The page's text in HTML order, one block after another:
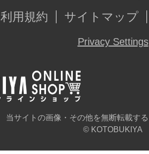
利用規約
サイトマップ
Privacy Settings
当サイトの画像・その他を無断転載す
© KOTOBUKIYA